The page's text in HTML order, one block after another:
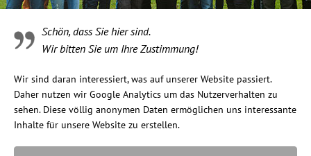
mikromotorischer Muskelaktivitäten im Rücken
und Becken.
Als drittes Möbel im Bunde bietet der
individuell höhenverstellbare Schreibtisch
„Sedus levante“ selbstbestimmte Flexibilität.
Eine Gasfeder gehört zur Grundausstattung und
Schön, dass Sie hier sind.
Wir bitten Sie um Ihre Zustimmung!
Wir sind daran interessiert, was auf unserer Website passiert.
Daher nutzen wir Google Analytics um das Nutzerverhalten zu
sehen. Diese völlig anonymen Daten ermöglichen uns interessante
Inhalte für unsere Website zu erstellen.